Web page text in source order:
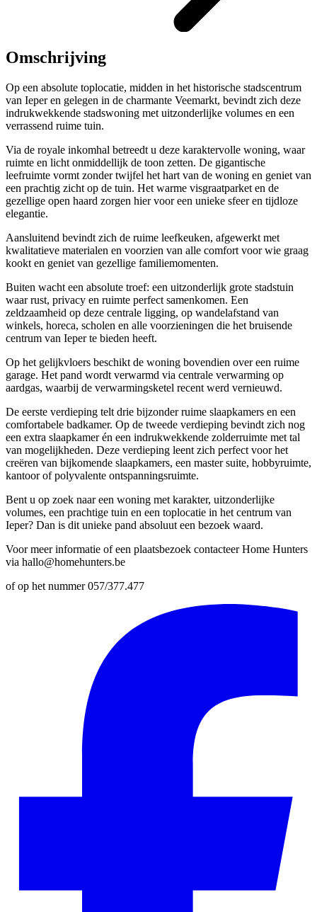
Omschrijving
Op een absolute toplocatie, midden in het historische stadscentrum
van Ieper en gelegen in de charmante Veemarkt, bevindt zich deze
indrukwekkende stadswoning met uitzonderlijke volumes en een
verrassend ruime tuin.
Via de royale inkomhal betreedt u deze karaktervolle woning, waar
ruimte en licht onmiddellijk de toon zetten. De gigantische
leefruimte vormt zonder twijfel het hart van de woning en geniet van
een prachtig zicht op de tuin. Het warme visgraatparket en de
gezellige open haard zorgen hier voor een unieke sfeer en tijdloze
elegantie.
Aansluitend bevindt zich de ruime leefkeuken, afgewerkt met
kwalitatieve materialen en voorzien van alle comfort voor wie graag
kookt en geniet van gezellige familiemomenten.
Buiten wacht een absolute troef: een uitzonderlijk grote stadstuin
waar rust, privacy en ruimte perfect samenkomen. Een
zeldzaamheid op deze centrale ligging, op wandelafstand van
winkels, horeca, scholen en alle voorzieningen die het bruisende
centrum van Ieper te bieden heeft.
Op het gelijkvloers beschikt de woning bovendien over een ruime
garage. Het pand wordt verwarmd via centrale verwarming op
aardgas, waarbij de verwarmingsketel recent werd vernieuwd.
De eerste verdieping telt drie bijzonder ruime slaapkamers en een
comfortabele badkamer. Op de tweede verdieping bevindt zich nog
een extra slaapkamer én een indrukwekkende zolderruimte met tal
van mogelijkheden. Deze verdieping leent zich perfect voor het
creëren van bijkomende slaapkamers, een master suite, hobbyruimte,
kantoor of polyvalente ontspanningsruimte.
Bent u op zoek naar een woning met karakter, uitzonderlijke
volumes, een prachtige tuin en een toplocatie in het centrum van
Ieper? Dan is dit unieke pand absoluut een bezoek waard.
Voor meer informatie of een plaatsbezoek contacteer Home Hunters
via hallo@homehunters.be
of op het nummer 057/377.477